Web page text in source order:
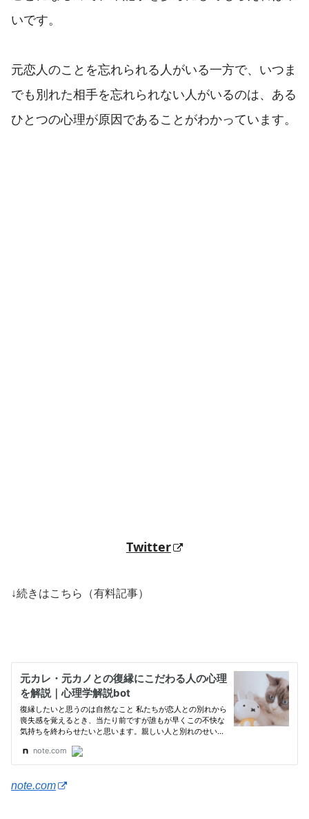
いです。
元恋人のことを忘れられる人がいる一方で、いつま
でも別れた相手を忘れられない人がいるのは、ある
ひとつの心理が原因であることがわかっています。
Twitter
↓続きはこちら（有料記事）
note.com